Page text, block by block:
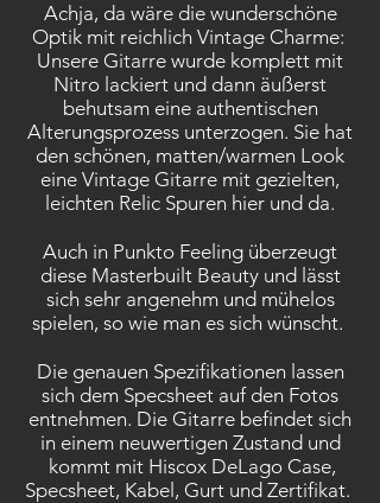
Achja, da wäre die wunderschöne
Optik mit reichlich Vintage Charme:
Unsere Gitarre wurde komplett mit
Nitro lackiert und dann äußerst
behutsam eine authentischen
Alterungsprozess unterzogen. Sie hat
den schönen, matten/warmen Look
eine Vintage Gitarre mit gezielten,
leichten Relic Spuren hier und da.
Auch in Punkto Feeling überzeugt
diese Masterbuilt Beauty und lässt
sich sehr angenehm und mühelos
spielen, so wie man es sich wünscht.
Die genauen Spezifikationen lassen
sich dem Specsheet auf den Fotos
entnehmen. Die Gitarre befindet sich
in einem neuwertigen Zustand und
kommt mit Hiscox DeLago Case,
Specsheet, Kabel, Gurt und Zertifikat.